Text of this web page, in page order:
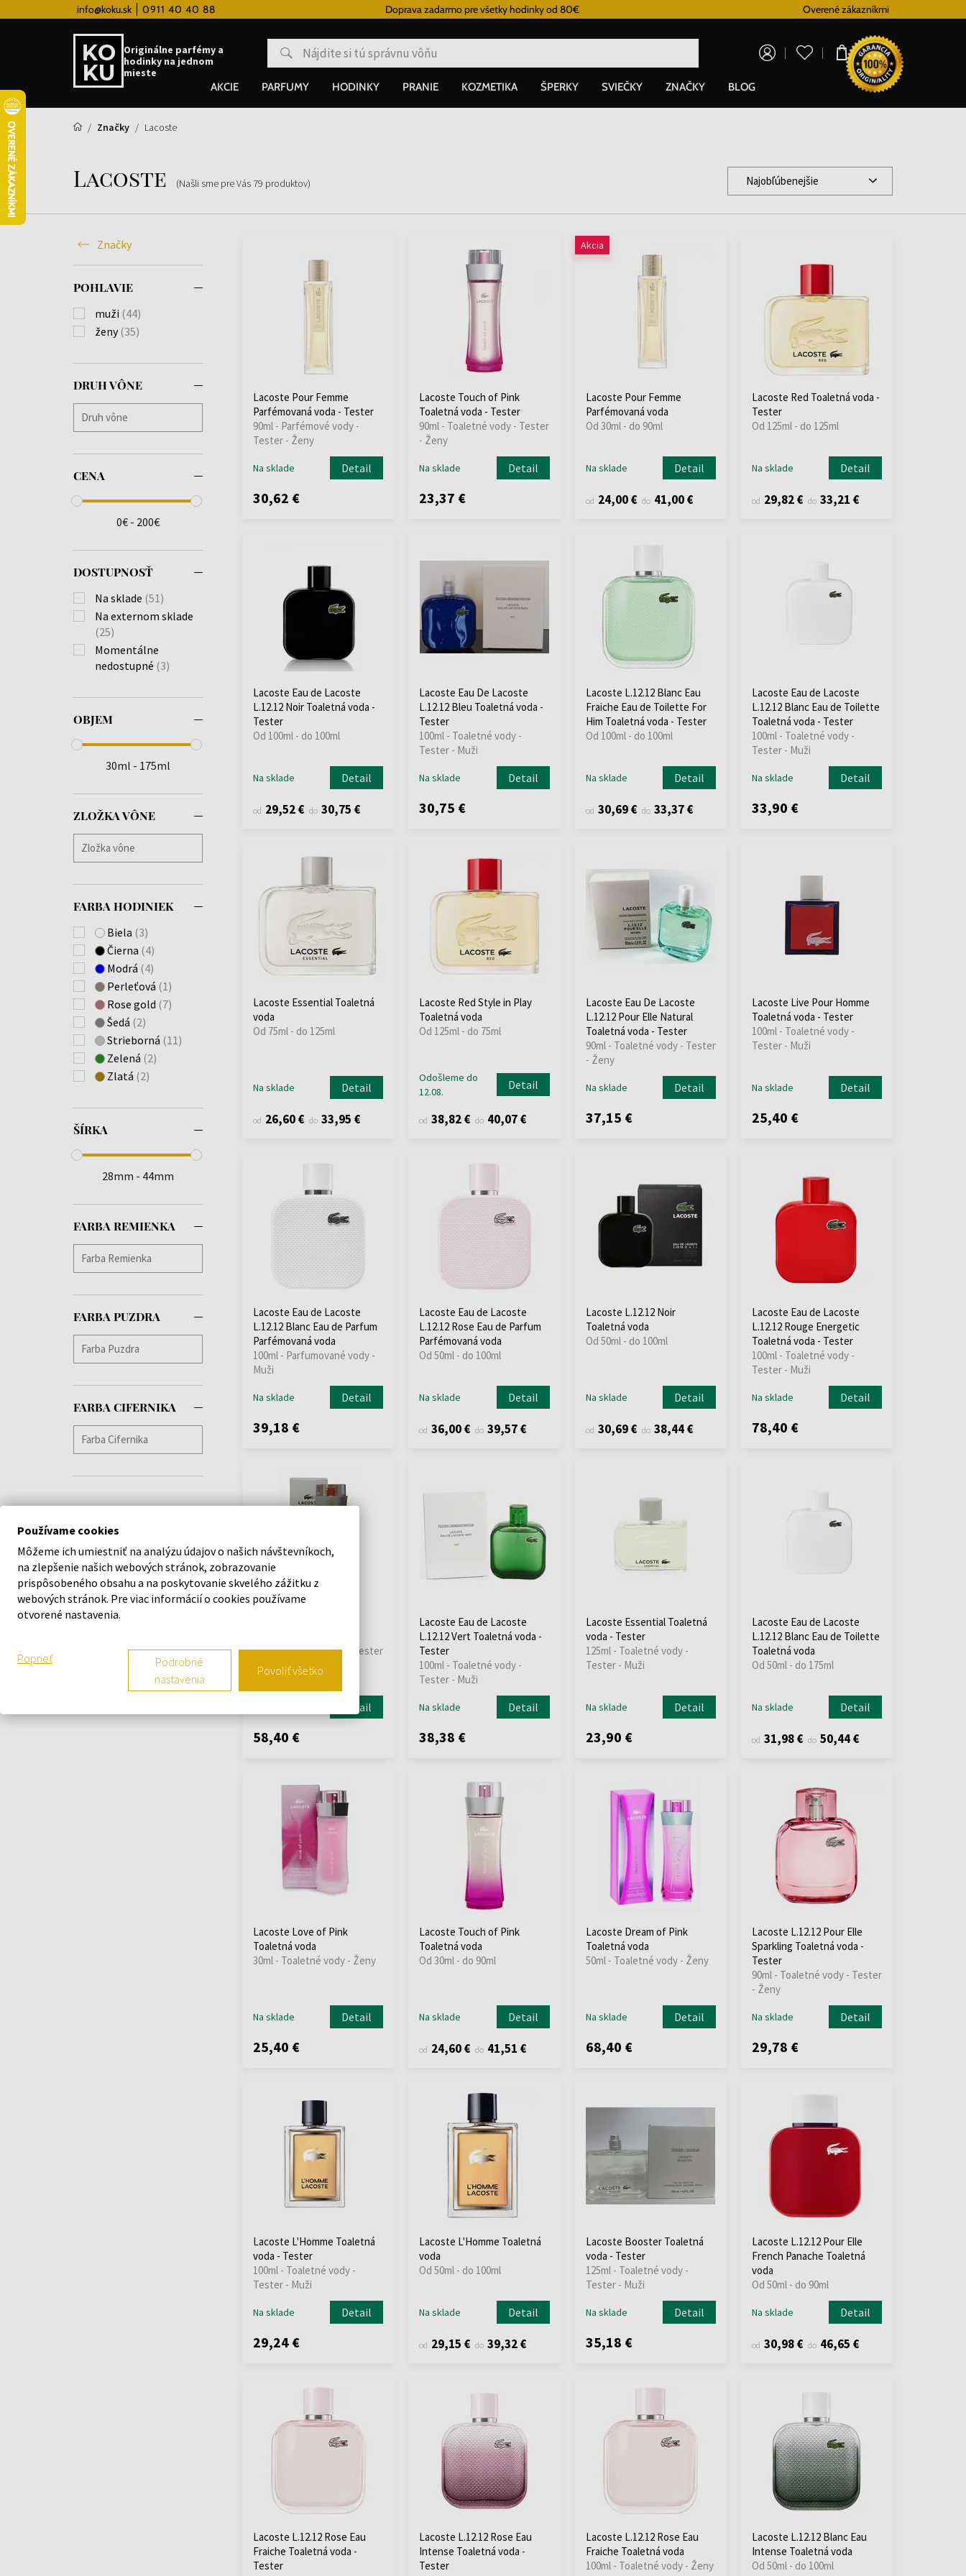
info@koku.sk 0911 40 40 88Vernostný systém Doprava zadarmo pre všetky hodinky od 80€ Overené zákazníkmi
Originálne parfémy a
hodinky na jednom
mieste
0,00 €
AKCIE PARFUMY HODINKY PRANIE KOZMETIKA ŠPERKY SVIEČKY ZNAČKY BLOG
Značky Lacoste
Lacoste (Našli sme pre Vás 79 produktov) Najobľúbenejšie
Značky
POHLAVIE
muži (44)
ženy(35)
DRUH VÔNE
CENA
0€ - 200€
DOSTUPNOSŤ
Na sklade (51)
Na externom sklade
(25)
Momentálne
nedostupné (3)
OBJEM
30ml - 175ml
ZLOŽKA VÔNE
FARBA HODINIEK
Biela (3)
Čierna (4)
Modrá (4)
Perleťová (1)
Rose gold (7)
Šedá (2)
Strieborná (11)
Zelená (2)
Zlatá (2)
ŠÍRKA
28mm - 44mm
FARBA REMIENKA
FARBA PUZDRA
FARBA CIFERNIKA
Lacoste Pour Femme
Parfémovaná voda - Tester
90ml - Parfémové vody -
Tester - Ženy
Na sklade Detail
30,62 €
Lacoste Touch of Pink
Toaletná voda - Tester
90ml - Toaletné vody - Tester
- Ženy
Na sklade Detail
23,37 €
Akcia
Lacoste Pour Femme
Parfémovaná voda
Od 30ml - do 90ml
Na sklade Detail
od 24,00 € do 41,00 €
Lacoste Red Toaletná voda -
Tester
Od 125ml - do 125ml
Na sklade Detail
od 29,82 € do 33,21 €
Lacoste Eau de Lacoste
L.12.12 Noir Toaletná voda -
Tester
Od 100ml - do 100ml
Na sklade Detail
od 29,52 € do 30,75 €
Lacoste Eau De Lacoste
L.12.12 Bleu Toaletná voda -
Tester
100ml - Toaletné vody -
Tester - Muži
Na sklade Detail
30,75 €
Lacoste L.12.12 Blanc Eau
Fraiche Eau de Toilette For
Him Toaletná voda - Tester
Od 100ml - do 100ml
Na sklade Detail
od 30,69 € do 33,37 €
Lacoste Eau de Lacoste
L.12.12 Blanc Eau de Toilette
Toaletná voda - Tester
100ml - Toaletné vody -
Tester - Muži
Na sklade Detail
33,90 €
Lacoste Essential Toaletná
voda
Od 75ml - do 125ml
Na sklade Detail
od 26,60 € do 33,95 €
Lacoste Red Style in Play
Toaletná voda
Od 125ml - do 75ml
Odošleme do
12.08.
Detail
od 38,82 € do 40,07 €
Lacoste Eau De Lacoste
L.12.12 Pour Elle Natural
Toaletná voda - Tester
90ml - Toaletné vody - Tester
- Ženy
Na sklade Detail
37,15 €
Lacoste Live Pour Homme
Toaletná voda - Tester
100ml - Toaletné vody -
Tester - Muži
Na sklade Detail
25,40 €
Lacoste Eau de Lacoste
L.12.12 Blanc Eau de Parfum
Parfémovaná voda
100ml - Parfumované vody -
Muži
Na sklade Detail
39,18 €
Lacoste Eau de Lacoste
L.12.12 Rose Eau de Parfum
Parfémovaná voda
Od 50ml - do 100ml
Na sklade Detail
od 36,00 € do 39,57 €
Lacoste L.12.12 Noir
Toaletná voda
Od 50ml - do 100ml
Na sklade Detail
od 30,69 € do 38,44 €
Lacoste Eau de Lacoste
L.12.12 Rouge Energetic
Toaletná voda - Tester
100ml - Toaletné vody -
Tester - Muži
Na sklade Detail
78,40 €
90ml - Toaletné vody - Tester
- Ženy
Detail
58,40 €
Lacoste Eau de Lacoste
L.12.12 Vert Toaletná voda -
Tester
100ml - Toaletné vody -
Tester - Muži
Na sklade Detail
38,38 €
Lacoste Essential Toaletná
voda - Tester
125ml - Toaletné vody -
Tester - Muži
Na sklade Detail
23,90 €
Lacoste Eau de Lacoste
L.12.12 Blanc Eau de Toilette
Toaletná voda
Od 50ml - do 175ml
Na sklade Detail
od 31,98 € do 50,44 €
Lacoste Love of Pink
Toaletná voda
30ml - Toaletné vody - Ženy
Na sklade Detail
25,40 €
Lacoste Touch of Pink
Toaletná voda
Od 30ml - do 90ml
Na sklade Detail
od 24,60 € do 41,51 €
Lacoste Dream of Pink
Toaletná voda
50ml - Toaletné vody - Ženy
Na sklade Detail
68,40 €
Lacoste L.12.12 Pour Elle
Sparkling Toaletná voda -
Tester
90ml - Toaletné vody - Tester
- Ženy
Na sklade Detail
29,78 €
Lacoste L'Homme Toaletná
voda - Tester
100ml - Toaletné vody -
Tester - Muži
Na sklade Detail
29,24 €
Lacoste L'Homme Toaletná
voda
Od 50ml - do 100ml
Na sklade Detail
od 29,15 € do 39,32 €
Lacoste Booster Toaletná
voda - Tester
125ml - Toaletné vody -
Tester - Muži
Na sklade Detail
35,18 €
Lacoste L.12.12 Pour Elle
French Panache Toaletná
voda
Od 50ml - do 90ml
Na sklade Detail
od 30,98 € do 46,65 €
Lacoste L.12.12 Rose Eau
Fraiche Toaletná voda -
Tester
Lacoste L.12.12 Rose Eau
Intense Toaletná voda -
Tester
Lacoste L.12.12 Rose Eau
Fraiche Toaletná voda
100ml - Toaletné vody - Ženy
Lacoste L.12.12 Blanc Eau
Intense Toaletná voda
Od 50ml - do 100ml
Používame cookies
Môžeme ich umiestniť na analýzu údajov o našich návštevníkoch,
na zlepšenie našich webových stránok, zobrazovanie
prispôsobeného obsahu a na poskytovanie skvelého zážitku z
webových stránok. Pre viac informácií o cookies používame
otvorené nastavenia.
Poprieť
Podrobné
nastavenia
Povoliť všetko